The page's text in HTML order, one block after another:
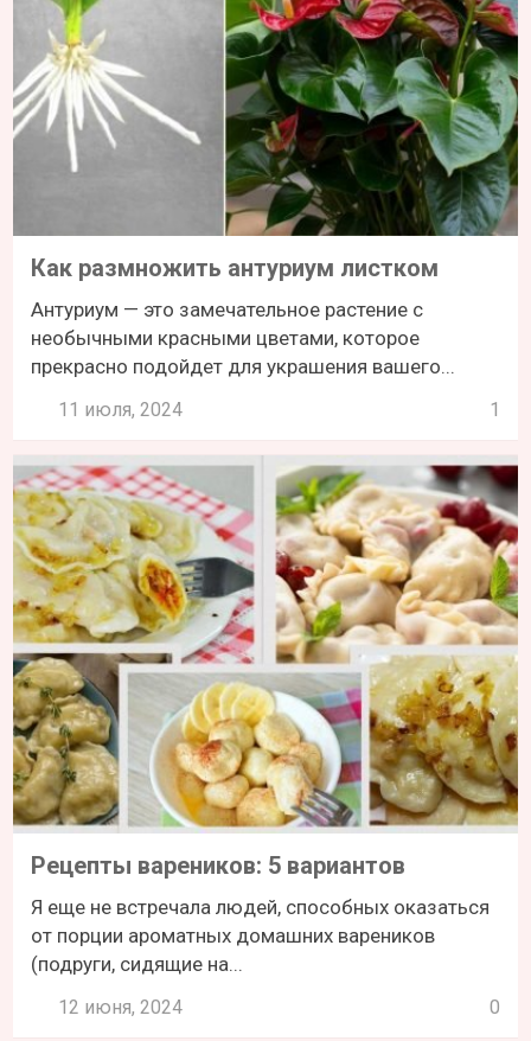
Как размножить антуриум листком
Антуриум — это замечательное растение с
необычными красными цветами, которое
прекрасно подойдет для украшения вашего...
11 июля, 2024 1
Рецепты вареников: 5 вариантов
Я еще не встречала людей, способных оказаться
от порции ароматных домашних вареников
(подруги, сидящие на...
12 июня, 2024 0